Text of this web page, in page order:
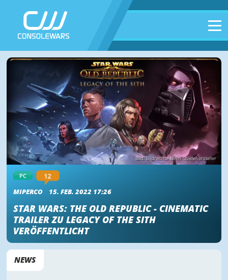
Bild: Bildrechte beim Spielehersteller
PC 12
MIPERCO 15. FEB. 2022 17:26
STAR WARS: THE OLD REPUBLIC - CINEMATIC
TRAILER ZU LEGACY OF THE SITH
VERÖFFENTLICHT
NEWS